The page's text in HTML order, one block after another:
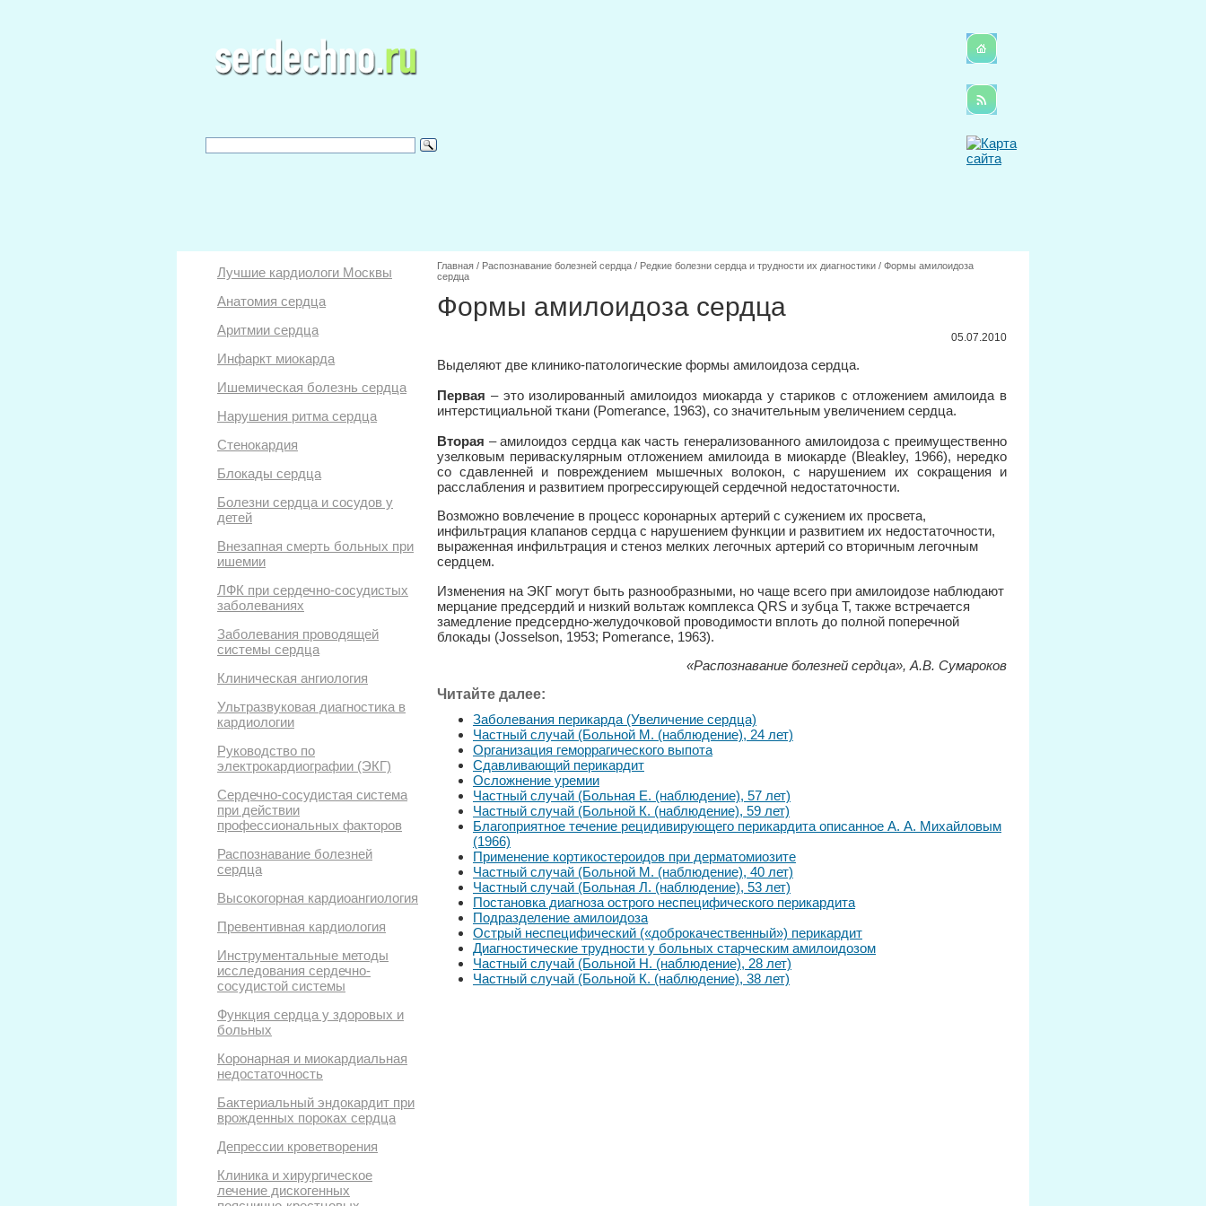
Лучшие кардиологи Москвы
Анатомия сердца
Аритмии сердца
Инфаркт миокарда
Ишемическая болезнь сердца
Нарушения ритма сердца
Стенокардия
Блокады сердца
Болезни сердца и сосудов у
детей
Внезапная смерть больных при
ишемии
ЛФК при сердечно-сосудистых
заболеваниях
Заболевания проводящей
системы сердца
Клиническая ангиология
Ультразвуковая диагностика в
кардиологии
Руководство по
электрокардиографии (ЭКГ)
Сердечно-сосудистая система
при действии
профессиональных факторов
Распознавание болезней
сердца
Высокогорная кардиоангиология
Превентивная кардиология
Инструментальные методы
исследования сердечно-
сосудистой системы
Функция сердца у здоровых и
больных
Коронарная и миокардиальная
недостаточность
Бактериальный эндокардит при
врожденных пороках сердца
Депрессии кроветворения
Клиника и хирургическое
лечение дискогенных
Главная / Распознавание болезней сердца / Редкие болезни сердца и трудности их диагностики / Формы амилоидоза
сердца
Формы амилоидоза сердца
05.07.2010
Выделяют две клинико-патологические формы амилоидоза сердца.
Первая – это изолированный амилоидоз миокарда у стариков с отложением амилоида в
интерстициальной ткани (Pomerance, 1963), со значительным увеличением сердца.
Вторая – амилоидоз сердца как часть генерализованного амилоидоза с преимущественно
узелковым периваскулярным отложением амилоида в миокарде (Bleakley, 1966), нередко
со сдавленней и повреждением мышечных волокон, с нарушением их сокращения и
расслабления и развитием прогрессирующей сердечной недостаточности.
Возможно вовлечение в процесс коронарных артерий с сужением их просвета,
инфильтрация клапанов сердца с нарушением функции и развитием их недостаточности,
выраженная инфильтрация и стеноз мелких легочных артерий со вторичным легочным
сердцем.
Изменения на ЭКГ могут быть разнообразными, но чаще всего при амилоидозе наблюдают
мерцание предсердий и низкий вольтаж комплекса QRS и зубца Т, также встречается
замедление предсердно-желудочковой проводимости вплоть до полной поперечной
блокады (Josselson, 1953; Pomerance, 1963).
«Распознавание болезней сердца», А.В. Сумароков
Читайте далее:
Заболевания перикарда (Увеличение сердца)
Частный случай (Больной М. (наблюдение), 24 лет)
Организация геморрагического выпота
Сдавливающий перикардит
Осложнение уремии
Частный случай (Больная Е. (наблюдение), 57 лет)
Частный случай (Больной К. (наблюдение), 59 лет)
Благоприятное течение рецидивирующего перикардита описанное А. А. Михайловым
(1966)
Применение кортикостероидов при дерматомиозите
Частный случай (Больной М. (наблюдение), 40 лет)
Частный случай (Больная Л. (наблюдение), 53 лет)
Постановка диагноза острого неспецифического перикардита
Подразделение амилоидоза
Острый неспецифический («доброкачественный») перикардит
Диагностические трудности у больных старческим амилоидозом
Частный случай (Больной Н. (наблюдение), 28 лет)
Частный случай (Больной К. (наблюдение), 38 лет)